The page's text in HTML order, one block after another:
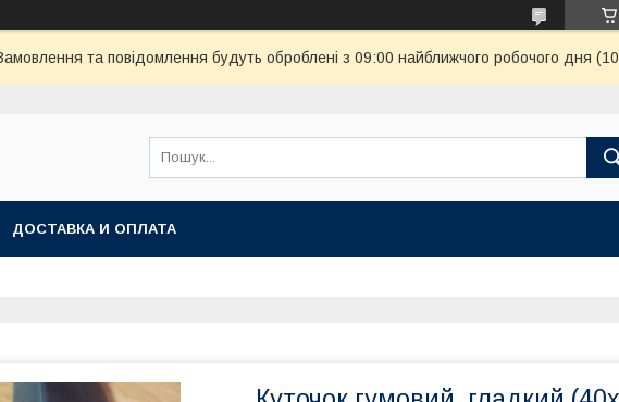
та повідомлення будуть оброблені з 09:00 найближчого робочого дня
ДОСТАВКА И ОПЛАТА